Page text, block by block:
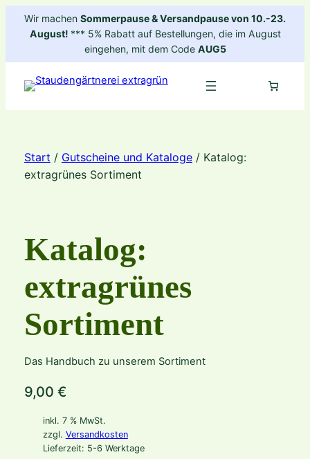
ZumWir machen Sommerpause & Versandpause von 10.-23.
August! *** 5% Rabatt auf Bestellungen, die im August
eingehen, mit dem Code AUG5
Start / Gutscheine und Kataloge/ Katalog:
extragrünes Sortiment
Katalog:
extragrünes
Sortiment
Das Handbuch zu unserem Sortiment
9,00 €
inkl. 7 % MwSt.
zzgl. Versandkosten
Lieferzeit: 5-6 Werktage